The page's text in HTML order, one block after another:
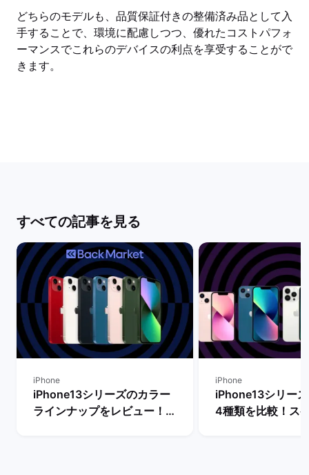
どちらのモデルも、品質保証付きの整備済み品として入
手することで、環境に配慮しつつ、優れたコストパフォ
ーマンスでこれらのデバイスの利点を享受することがで
きます。
すべての記事を見る
iPhone
iPhone13シリーズのカラー
ラインナップをレビュー！
iPhone
iPhone13シリー
4種類を比較！ス